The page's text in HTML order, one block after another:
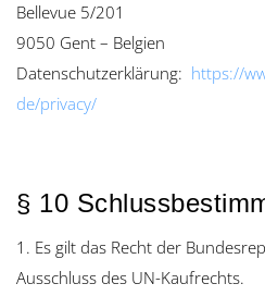
Bellevue 5/201
9050 Gent – Belgien
Datenschutzerklärung: https://
de/privacy/
§ 10
1. Es gilt das Recht der
Ausschluss des UN-Kaufrechts.